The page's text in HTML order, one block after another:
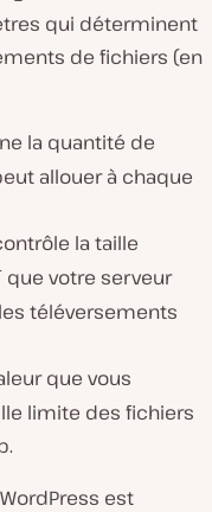
qui déterminent
de fichiers (en
la quantité de
allouer à chaque
la taille
que votre serveur
téléversements
que vous
limite des fichiers
est